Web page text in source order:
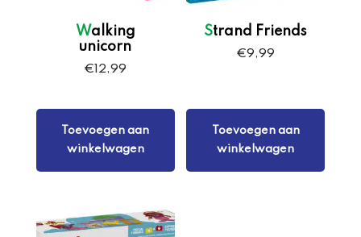
Walking
unicorn
€ 12,99
Toevoegen aan
winkelwagen
Strand Friends
€9,99
Toevoegen aan
winkelwagen